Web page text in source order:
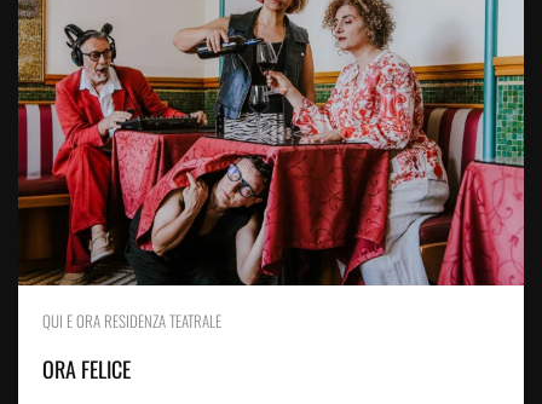
QUI E ORA RESIDENZA TEATRALE
ORA FELICE